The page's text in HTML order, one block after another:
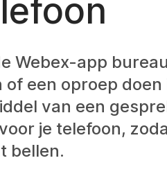
Webex-app
of een oproep
van een
je telefoon,
bellen.